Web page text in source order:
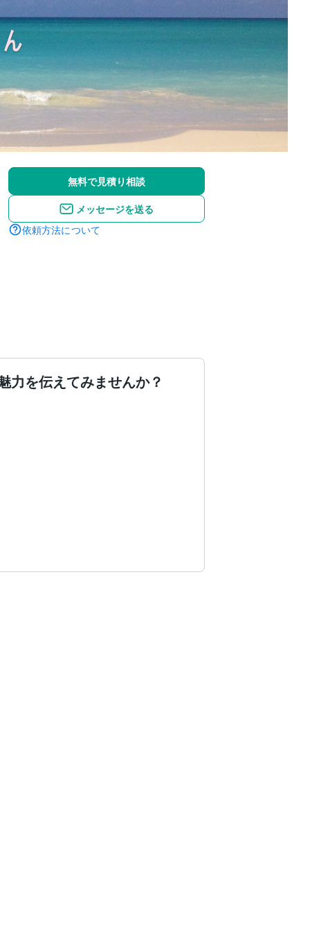
無料で見積り相談
メッセージを送る
依頼方法について
力を伝えてみませんか？
かせくださいね。